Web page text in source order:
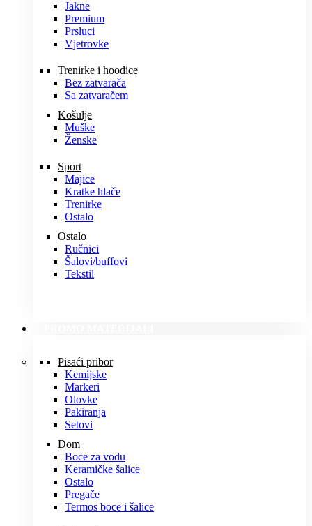
Jakne
Premium
Prsluci
Vjetrovke
Trenirke i hoodice
Bez zatvarača
Sa zatvaračem
Košulje
Muške
Ženske
Sport
Majice
Kratke hlače
Trenirke
Ostalo
Ostalo
Ručnici
Šalovi/buffovi
Tekstil
Pisaći pribor
Kemijske
Markeri
Olovke
Pakiranja
Setovi
Dom
Boce za vodu
Keramičke šalice
Ostalo
Pregače
Termos boce i šalice